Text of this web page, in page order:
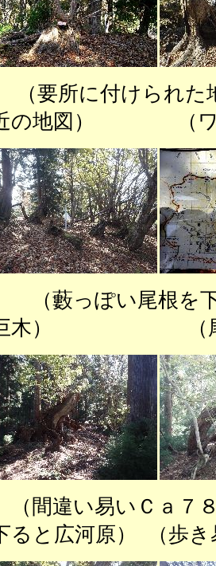
（要所に付けら
の地図） （ワサ
（藪っぽい
木） （尾根芯
（間違い易いＣａ７
ると広河原） （歩